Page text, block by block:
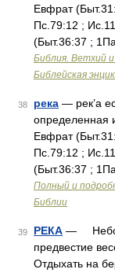
Евфрат
Пс.79:12 ;
(Быт.36:37 ;
Библия. Ветхий
Библейская
38 река — рек’а
определенная
Евфрат
Пс.79:12 ;
(Быт.36:37 ;
Полный и
Библии
39 РЕКА —
предвестие
Отдыхать на